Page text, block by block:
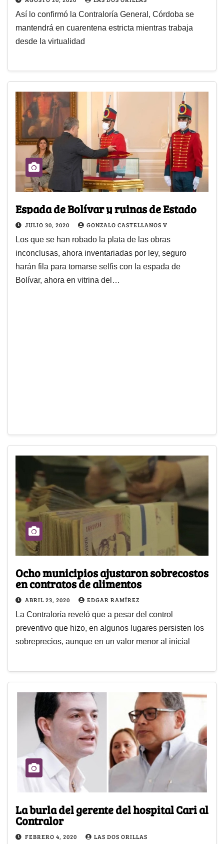
Así lo confirmó la Contraloría General, Córdoba se
mantendrá en cuarentena estricta mientras trabaja
desde la virtualidad
Espada de Bolívar y ruinas de Estado
JULIO 30, 2020 GONZALO CASTELLANOS V
Los que se han robado la plata de las obras
inconclusas, ahora inventariadas por ley, seguro
harán fila para tomarse selfis con la espada de
Bolívar, ahora en vitrina del…
Ocho municipios ajustaron sobrecostos
en contratos de alimentos
ABRIL 23, 2020 EDGAR RAMÍREZ
La Contraloría reveló que a pesar del control
preventivo que hizo, en algunos lugares persisten los
sobreprecios, aunque en un valor menor al inicial
La burla del gerente del hospital Cari al
Contralor
FEBRERO 4, 2020 LAS DOS ORILLAS